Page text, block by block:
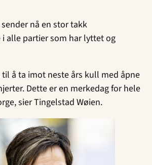
nå en stor takk
alle partier som har lyttet og
til å ta imot neste års kull med åpne
Dette er en merkedag for hele
sier Tingelstad Wøien.